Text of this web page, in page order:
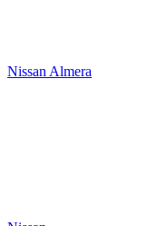
Nissan Almera